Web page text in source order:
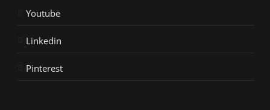
Youtube
Linkedin
Pinterest